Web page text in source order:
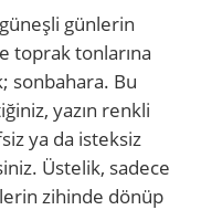
günlerin
toprak tonlarına
sonbahara. Bu
yazın renkli
ya da isteksiz
Üstelik, sadece
zihinde dönüp